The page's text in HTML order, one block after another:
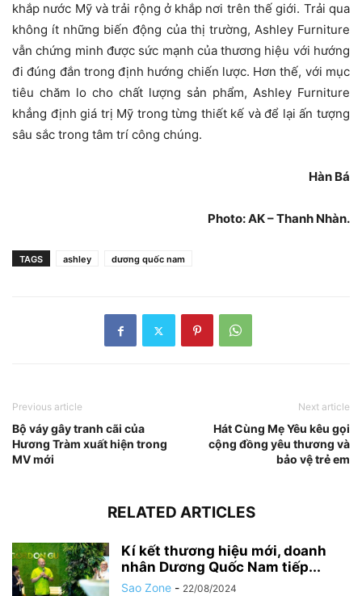
khắp nước Mỹ và trải rộng ở khắp nơi trên thế giới. Trải qua
không ít những biến động của thị trường, Ashley Furniture
vẫn chứng minh được sức mạnh của thương hiệu với hướng
đi đúng đắn trong định hướng chiến lược. Hơn thế, với mục
tiêu chăm lo cho chất lượng sản phẩm, Ashley Furniture
khẳng định giá trị Mỹ trong từng thiết kế và để lại ấn tượng
sâu sắc trong tâm trí công chúng.
Hàn Bá
Photo: AK – Thanh Nhàn.
TAGS ashley dương quốc nam
Previous article
Bộ váy gây tranh cãi của
Hương Tràm xuất hiện trong
MV mới
Next article
Hát Cùng Mẹ Yêu kêu gọi
cộng đồng yêu thương và
bảo vệ trẻ em
RELATED ARTICLES
Kí kết thương hiệu mới, doanh
nhân Dương Quốc Nam tiếp...
Sao Zone - 22/08/2024